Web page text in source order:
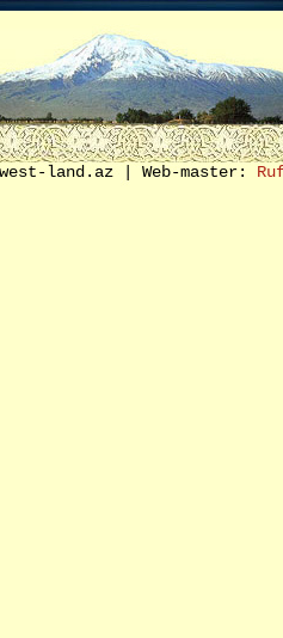
SSR
AZƏRBAYCANLILAR YAŞAMIŞ
RAYONLAR
TƏSNİFATI
SON SÖZ ƏVƏZİ
land.az | Web-master: